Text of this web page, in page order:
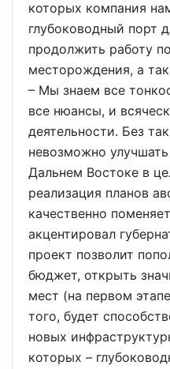
которых компания
глубоководный порт
продолжить работу
месторождения, а
– Мы знаем все
все нюансы, и
деятельности. Без
невозможно
Дальнем Востоке в
реализация планов
качественно
акцентировал
проект позволит
бюджет, открыть
мест (на первом
того, будет
новых
которых –